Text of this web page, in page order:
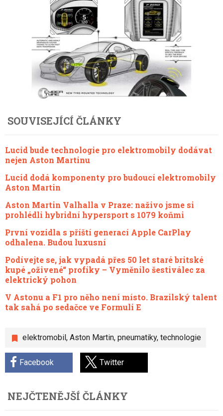
elektromobil, Aston Martin, pneumatiky, technologie
Facebook Twitter
SOUVISEJÍCÍ ČLÁNKY
Lucid bude technologie pro elektromobily dodávat
nejen Aston Martinu
Lucid dodá komponenty pro budoucí elektromobily
Aston Martin
Aston Martin Valhalla v Praze: naživo jsme si
prohlédli hybridní hypersport s 1079 koňmi
První vozidla s příští generací Apple CarPlay
odhalena. Budou luxusní
Podívejte se, jak vypadá přes 50 let staré britské
kupé „oživené“ profíky – Vyměnilo šestiválec za
elektrický pohon
V Astonu a F1 pro něho není místo. Brazilský talent
tak sahá po sedačce ve Formuli E
NEJČTENĚJŠÍ ČLÁNKY